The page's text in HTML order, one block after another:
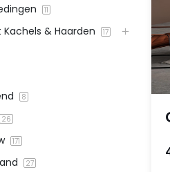
11
& Haarden 17
8
26
171
27